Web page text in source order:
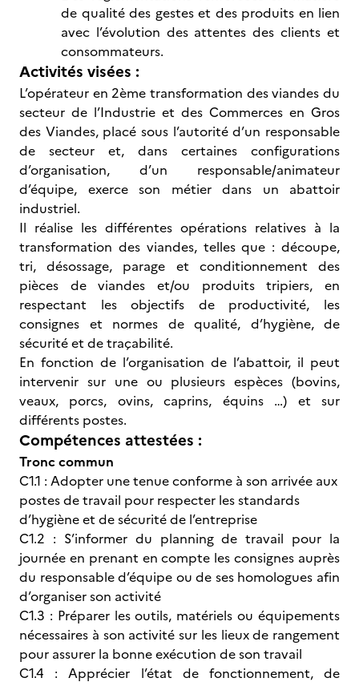
de qualité des gestes et des produits en lien
avec l’évolution des attentes des clients et
consommateurs.
Activités visées :
L’opérateur en 2ème transformation des viandes du
secteur de l’Industrie et des Commerces en Gros
des Viandes, placé sous l’autorité d’un responsable
de secteur et, dans certaines configurations
d’organisation, d’un responsable/animateur
d’équipe, exerce son métier dans un abattoir
industriel.
Il réalise les différentes opérations relatives à la
transformation des viandes, telles que : découpe,
tri, désossage, parage et conditionnement des
pièces de viandes et/ou produits tripiers, en
respectant les objectifs de productivité, les
consignes et normes de qualité, d’hygiène, de
sécurité et de traçabilité.
En fonction de l’organisation de l’abattoir, il peut
intervenir sur une ou plusieurs espèces (bovins,
veaux, porcs, ovins, caprins, équins …) et sur
différents postes.
Compétences attestées :
Tronc commun
C1.1 : Adopter une tenue conforme à son arrivée aux
postes de travail pour respecter les standards
d’hygiène et de sécurité de l’entreprise
C1.2 : S’informer du planning de travail pour la
journée en prenant en compte les consignes auprès
du responsable d’équipe ou de ses homologues afin
d’organiser son activité
C1.3 : Préparer les outils, matériels ou équipements
nécessaires à son activité sur les lieux de rangement
pour assurer la bonne exécution de son travail
C1.4 : Apprécier l’état de fonctionnement, de